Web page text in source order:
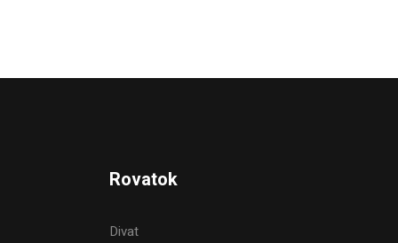
Rovatok
Divat